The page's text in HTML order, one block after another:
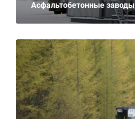
Асфальтобетонные заводы